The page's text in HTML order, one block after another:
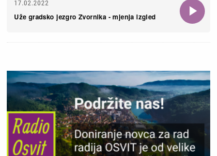
17.02.2022
Uže gradsko jezgro Zvornika - mjenja izgled
Slika